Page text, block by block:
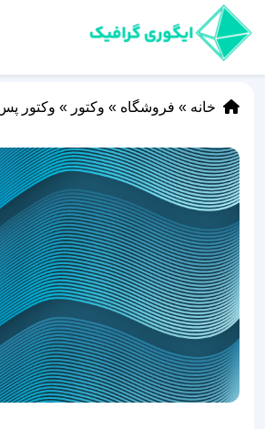
خانه » فروشگاه » وکتور » وکتور